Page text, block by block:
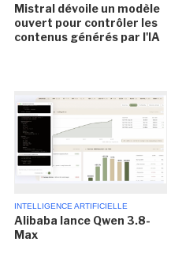
Mistral dévoile un modèle
ouvert pour contrôler les
contenus générés par l'IA
INTELLIGENCE ARTIFICIELLE
Alibaba lance Qwen 3.8-
Max